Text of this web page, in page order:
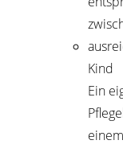
Kind
Ein